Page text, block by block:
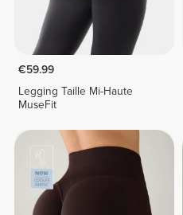
€59.99
Legging Taille Mi-Haute
MuseFit